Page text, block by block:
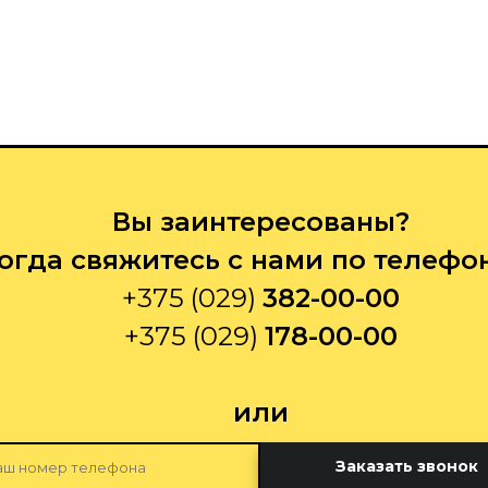
Вы заинтересованы?
свяжитесь с нами по
+375 (029) 382-00-00
+375 (029) 178-00-00
или
Заказать звонок